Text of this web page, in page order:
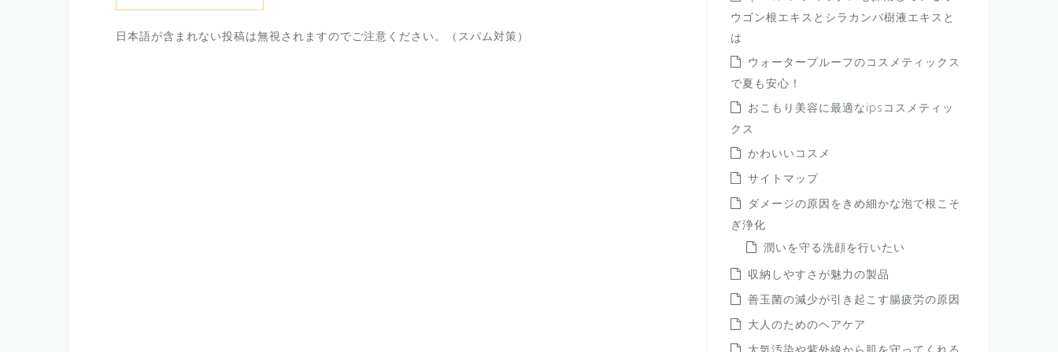
日本語が含まれない投稿は無視されますのでご注意ください。（スパム対策）
ウゴン根エキスとシラカンバ樹液エキスと
は
ウォータープルーフのコスメティックス
で夏も安心！
おこもり美容に最適なipsコスメティッ
クス
かわいいコスメ
サイトマップ
ダメージの原因をきめ細かな泡で根こそ
ぎ浄化
潤いを守る洗顔を行いたい
収納しやすさが魅力の製品
善玉菌の減少が引き起こす腸疲労の原因
大人のためのヘアケア